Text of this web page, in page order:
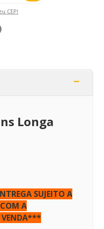
CEP!
Longa
SUJEITO A
A
VENDA***